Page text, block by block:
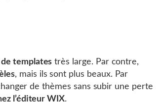
templates très large. Par contre,
, mais ils sont plus beaux. Par
de thèmes sans subir une perte
l’éditeur WIX.